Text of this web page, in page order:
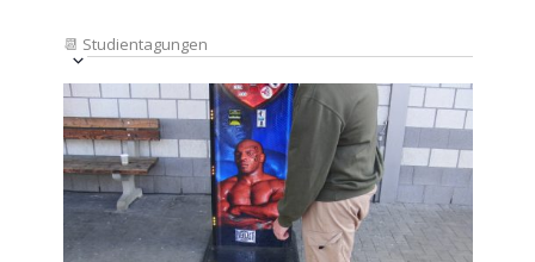
📆 Studientagungen
Ansichten-
Navigation
Veranstaltung
Ansichten-
Navigation
auswählen.
List
of
Veranstaltungen
in
Photo
View